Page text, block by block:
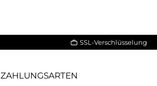
SSL-Verschlüsselung
ZAHLUNGSARTEN